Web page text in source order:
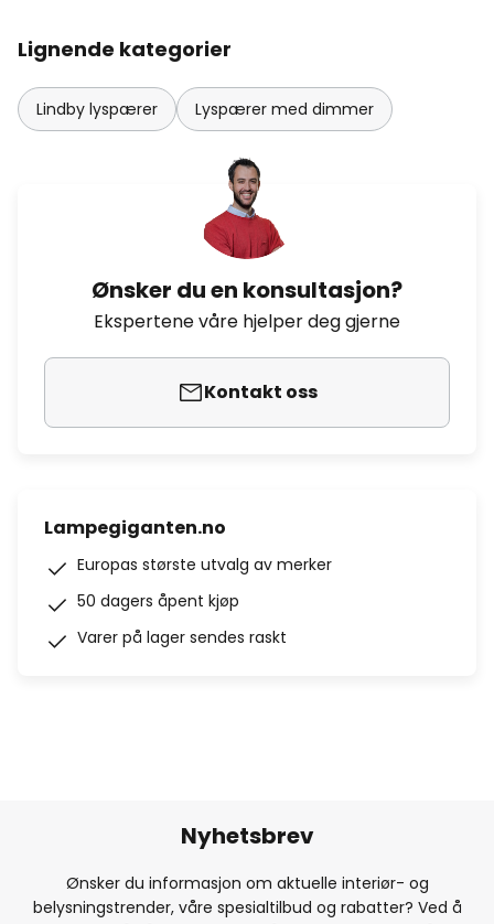
Lignende kategorier
Lindby lyspærer Lyspærer med dimmer
Ønsker du en konsultasjon?
Ekspertene våre hjelper deg gjerne
Kontakt oss
Lampegiganten.no
Europas største utvalg av merker
50 dagers åpent kjøp
Varer på lager sendes raskt
Nyhetsbrev
Ønsker du informasjon om aktuelle interiør- og
belysningstrender, våre spesialtilbud og rabatter? Ved å